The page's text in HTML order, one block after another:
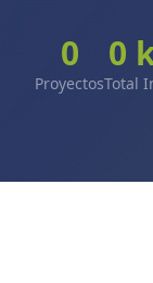
0
Proyectos
0
Total